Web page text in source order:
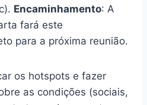
Encaminhamento: A
fará este
para a próxima reunião.
os hotspots e fazer
as condições (sociais,